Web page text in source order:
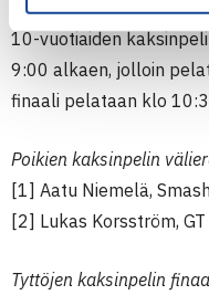
10-vuotiaiden
9:00 alkaen, jolloin
finaali pelataan klo
Poikien kaksinpelin
[1] Aatu Niemelä,
[2] Lukas Korsström,
Tyttöjen kaksinpelin